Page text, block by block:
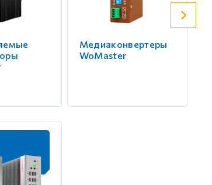
Медиаконвертеры
WoMaster